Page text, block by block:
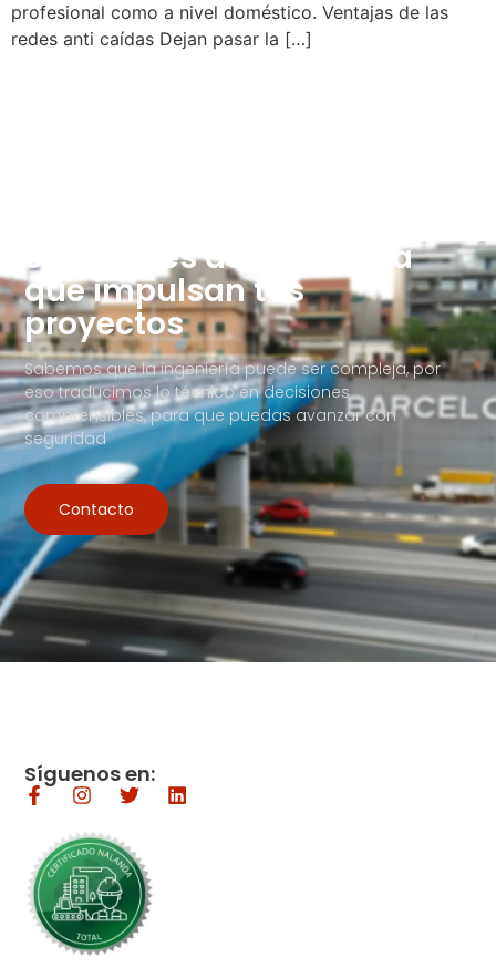
profesional como a nivel doméstico. Ventajas de las
redes anti caídas Dejan pasar la […]
Soluciones de Ingeniería
que impulsan tus
proyectos
Sabemos que la ingeniería puede ser compleja, por
eso traducimos lo técnico en decisiones
comprensibles, para que puedas avanzar con
seguridad
Contacto
Síguenos en: